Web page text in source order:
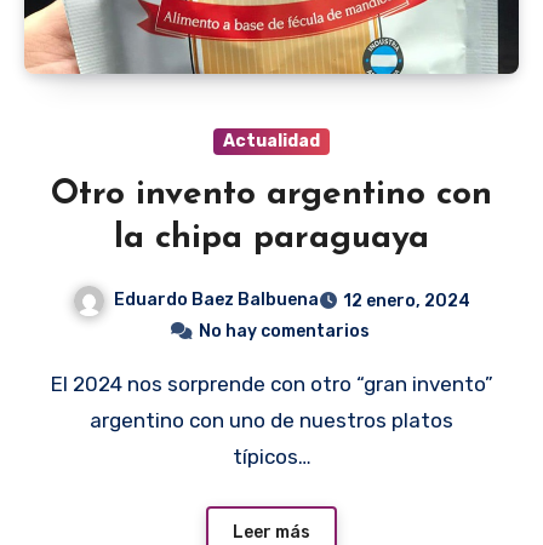
Actualidad
Otro invento argentino con
la chipa paraguaya
Eduardo Baez Balbuena
12 enero, 2024
No hay comentarios
El 2024 nos sorprende con otro “gran invento”
argentino con uno de nuestros platos
típicos…
Leer más